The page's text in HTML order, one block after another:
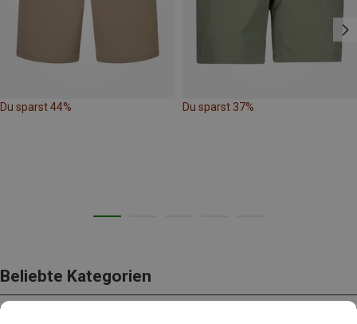
Du sparst 44% Du sparst 37%
Beliebte Kategorien